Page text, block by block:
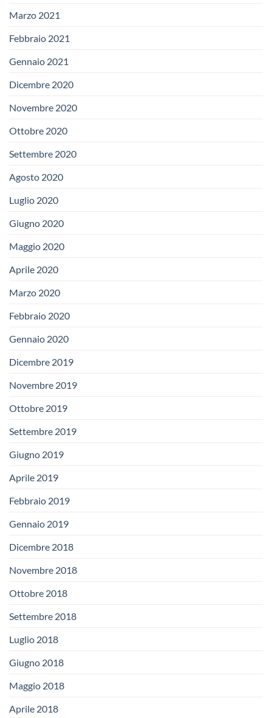
Marzo 2021
Febbraio 2021
Gennaio 2021
Dicembre 2020
Novembre 2020
Ottobre 2020
Settembre 2020
Agosto 2020
Luglio 2020
Giugno 2020
Maggio 2020
Aprile 2020
Marzo 2020
Febbraio 2020
Gennaio 2020
Dicembre 2019
Novembre 2019
Ottobre 2019
Settembre 2019
Giugno 2019
Aprile 2019
Febbraio 2019
Gennaio 2019
Dicembre 2018
Novembre 2018
Ottobre 2018
Settembre 2018
Luglio 2018
Giugno 2018
Maggio 2018
Aprile 2018